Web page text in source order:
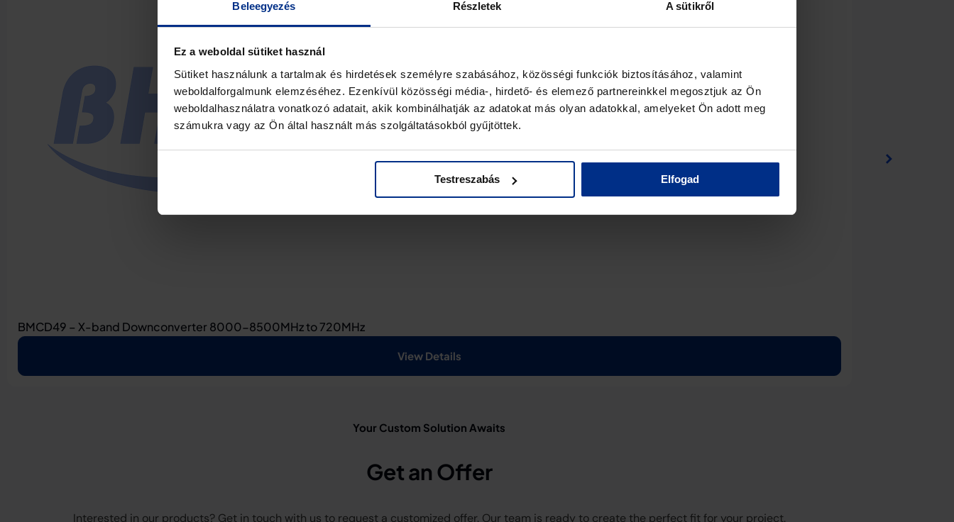
Beleegyezés Részletek A sütikről
Ez a weboldal sütiket használ
Sütiket használunk a tartalmak és hirdetések személyre szabásához, közösségi funkciók biztosításához, valamint
weboldalforgalmunk elemzéséhez. Ezenkívül közösségi média-, hirdető- és elemező partnereinkkel megosztjuk az Ön
weboldalhasználatra vonatkozó adatait, akik kombinálhatják az adatokat más olyan adatokkal, amelyeket Ön adott meg
számukra vagy az Ön által használt más szolgáltatásokból gyűjtöttek.
Testreszabás Elfogad
BMCD49 – X-band Downconverter 8000-8500MHz to 720MHz
View Details
Your Custom Solution Awaits
Get an Offer
Interested in our products? Get in touch with us to request a customized offer. Our team is ready to create the perfect fit for your project.